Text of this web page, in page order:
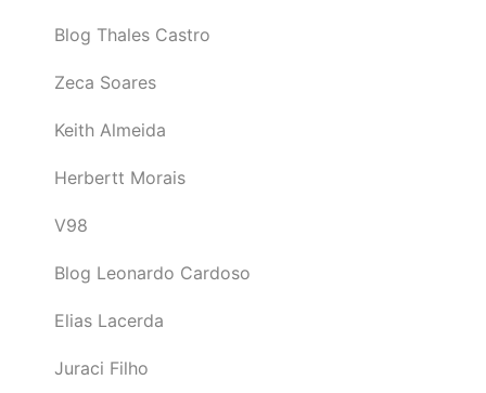
Blog Thales Castro
Zeca Soares
Keith Almeida
Herbertt Morais
V98
Blog Leonardo Cardoso
Elias Lacerda
Juraci Filho